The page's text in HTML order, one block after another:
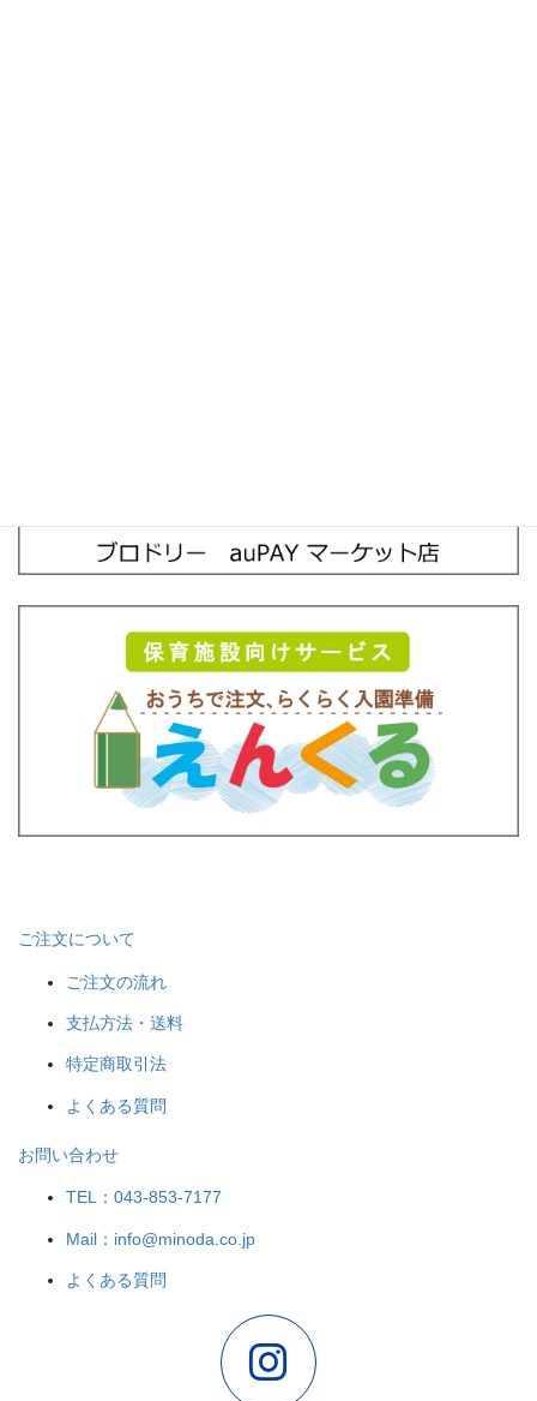
ご注文について
ご注文の流れ
支払方法・送料
特定商取引法
よくある質問
お問い合わせ
TEL：043-853-7177
Mail：info@minoda.co.jp
よくある質問